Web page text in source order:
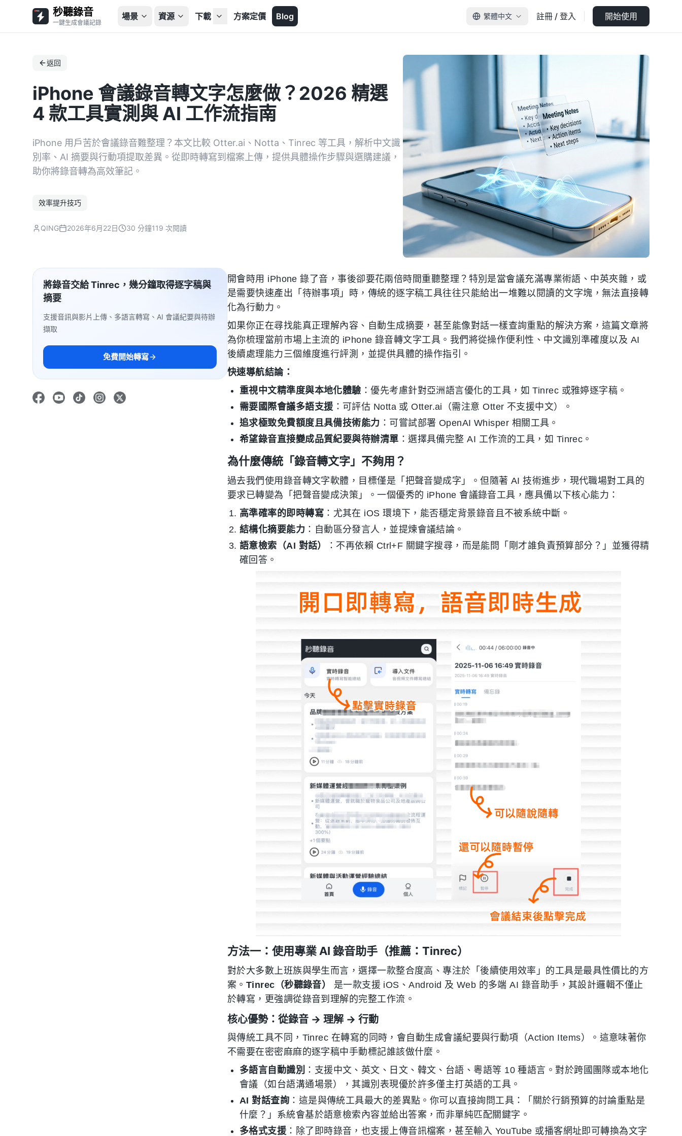
秒聽錄音
一鍵生成會議記錄
場景 資源 下載 方案定價 Blog 繁體中文 註冊 / 登入 開始使用
返回
iPhone 會議錄音轉文字怎麼做？2026 精選
4 款工具實測與 AI 工作流指南
iPhone 用戶苦於會議錄音難整理？本文比較 Otter.ai、Notta、Tinrec 等工具，解析中文識
別率、AI 摘要與行動項提取差異。從即時轉寫到檔案上傳，提供具體操作步驟與選購建議，
助你將錄音轉為高效筆記。
效率提升技巧
QING 2026年6月22日 30 分鐘119 次閱讀
將錄音交給 Tinrec，幾分鐘取得逐字稿與
摘要
支援音訊與影片上傳、多語言轉寫、AI 會議紀要與待辦
擷取
免費開始轉寫
開會時用 iPhone 錄了音，事後卻要花兩倍時間重聽整理？特別是當會議充滿專業術語、中英夾雜，或
是需要快速產出「待辦事項」時，傳統的逐字稿工具往往只能給出一堆難以閱讀的文字塊，無法直接轉
化為行動力。
如果你正在尋找能真正理解內容、自動生成摘要，甚至能像對話一樣查詢重點的解決方案，這篇文章將
為你梳理當前市場上主流的 iPhone 錄音轉文字工具。我們將從操作便利性、中文識別準確度以及 AI
後續處理能力三個維度進行評測，並提供具體的操作指引。
快速導航結論：
重視中文精準度與本地化體驗 ：優先考慮針對亞洲語言優化的工具，如 Tinrec 或雅婷逐字稿。
需要國際會議多語支援 ：可評估 Notta 或 Otter.ai（需注意 Otter 不支援中文）。
追求極致免費額度且具備技術能力 ：可嘗試部署 OpenAI Whisper 相關工具。
希望錄音直接變成品質紀要與待辦清單 ：選擇具備完整 AI 工作流的工具，如 Tinrec。
為什麼傳統「錄音轉文字」不夠用？
過去我們使用錄音轉文字軟體，目標僅是「把聲音變成字」。但隨著 AI 技術進步，現代職場對工具的
要求已轉變為「把聲音變成決策」。一個優秀的 iPhone 會議錄音工具，應具備以下核心能力：
高準確率的即時轉寫 ：尤其在 iOS 環境下，能否穩定背景錄音且不被系統中斷。
結構化摘要能力 ：自動區分發言人，並提煉會議結論。
語意檢索（AI 對話）
：不再依賴 Ctrl+F 關鍵字搜尋，而是能問「剛才誰負責預算部分？」並獲得精
確回答。
方法一：使用專業 AI 錄音助手（推薦：Tinrec）
對於大多數上班族與學生而言，選擇一款整合度高、專注於「後續使用效率」的工具是最具性價比的方
案。 Tinrec（秒聽錄音）
是一款支援 iOS、Android 及 Web 的多端 AI 錄音助手，其設計邏輯不僅止
於轉寫，更強調從錄音到理解的完整工作流。
核心優勢：從錄音 → 理解 → 行動
與傳統工具不同，Tinrec 在轉寫的同時，會自動生成會議紀要與行動項（Action Items）。這意味著你
不需要在密密麻麻的逐字稿中手動標記誰該做什麼。
多語言自動識別 ：支援中文、英文、日文、韓文、台語、粵語等 10 種語言。對於跨國團隊或本地化
會議（如台語溝通場景），其識別表現優於許多僅主打英語的工具。
AI 對話查詢 ：這是與傳統工具最大的差異點。你可以直接詢問工具：「關於行銷預算的討論重點是
什麼？」系統會基於語意檢索內容並給出答案，而非單純匹配關鍵字。
多格式支援 ：除了即時錄音，也支援上傳音訊檔案，甚至輸入 YouTube 或播客網址即可轉換為文字